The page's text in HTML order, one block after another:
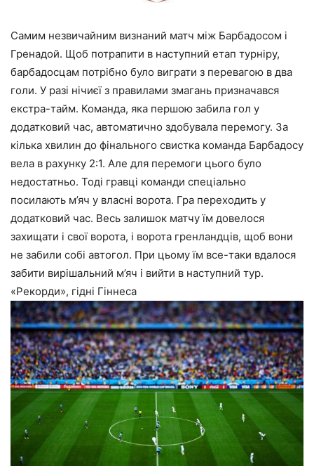
Самим незвичайним визнаний матч між Барбадосом і
Гренадой. Щоб потрапити в наступний етап турніру,
барбадосцам потрібно було виграти з перевагою в два
голи. У разі нічиєї з правилами змагань призначався
екстра-тайм. Команда, яка першою забила гол у
додатковий час, автоматично здобувала перемогу. За
кілька хвилин до фінального свистка команда Барбадосу
вела в рахунку 2:1. Але для перемоги цього було
недостатньо. Тоді гравці команди спеціально
посилають м’яч у власні ворота. Гра переходить у
додатковий час. Весь залишок матчу їм довелося
захищати і свої ворота, і ворота гренландців, щоб вони
не забили собі автогол. При цьому їм все-таки вдалося
забити вирішальний м’яч і вийти в наступний тур.
«Рекорди», гідні Гіннеса